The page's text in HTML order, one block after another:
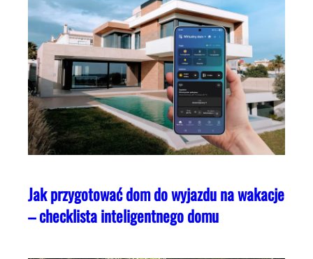
Jak przygotować dom do wyjazdu na wakacje
– checklista inteligentnego domu